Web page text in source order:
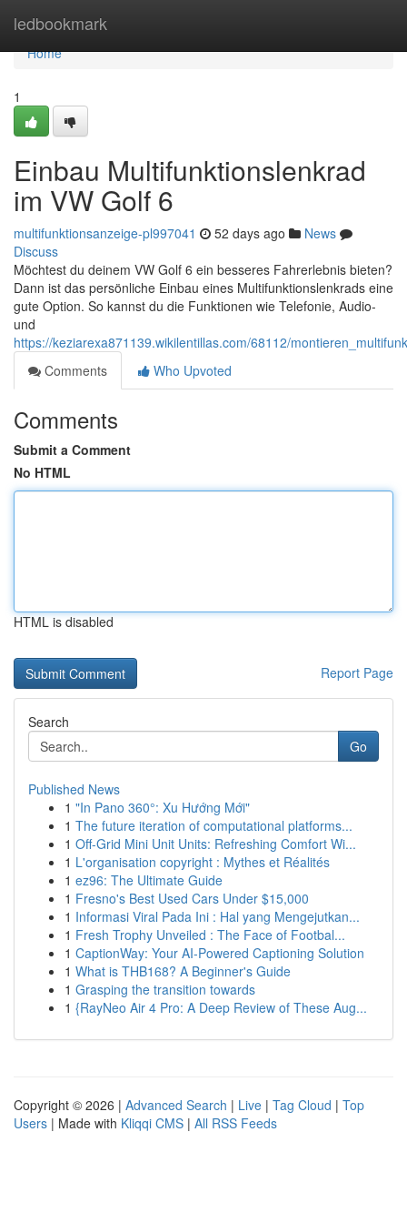
ledbookmark
Home
Home
1
Einbau Multifunktionslenkrad
im VW Golf 6
multifunktionsanzeige-pl997041 52 days ago
News
Discuss
Möchtest du deinem VW Golf 6 ein besseres Fahrerlebnis bieten?
Dann ist das persönliche Einbau eines Multifunktionslenkrads eine
gute Option. So kannst du die Funktionen wie Telefonie, Audio-
und
https://keziarexa871139.wikilentillas.com/68112/
Comments
Who Upvoted
Comments
Submit a Comment
No HTML
HTML is disabled
Report Page
Search
Go
Published News
1 "In Pano 360°: Xu Hướng Mới"
1 The future iteration of computational platforms...
1 Off-Grid Mini Unit Units: Refreshing Comfort Wi...
1 L'organisation copyright : Mythes et Réalités
1 ez96: The Ultimate Guide
1 Fresno's Best Used Cars Under $15,000
1 Informasi Viral Pada Ini : Hal yang Mengejutkan...
1 Fresh Trophy Unveiled : The Face of Footbal...
1 CaptionWay: Your AI-Powered Captioning Solution
1 What is THB168? A Beginner's Guide
1 Grasping the transition towards
1 {RayNeo Air 4 Pro: A Deep Review of These Aug...
Copyright © 2026 | Advanced Search | Live | Tag Cloud | Top
Users | Made with Kliqqi CMS | All RSS Feeds